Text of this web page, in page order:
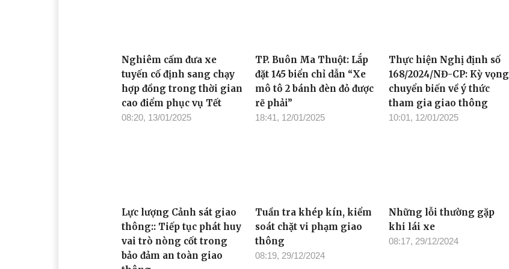
Nghiêm cấm đưa xe
tuyến cố định sang chạy
hợp đồng trong thời gian
cao điểm phục vụ Tết
08:20, 13/01/2025
TP. Buôn Ma Thuột: Lắp
đặt 145 biển chỉ dẫn “Xe
mô tô 2 bánh đèn đỏ được
rẽ phải”
18:41, 12/01/2025
Thực hiện Nghị định số
168/2024/NĐ-CP: Kỳ vọng
chuyển biến về ý thức
tham gia giao thông
10:01, 12/01/2025
Lực lượng Cảnh sát giao
thông:: Tiếp tục phát huy
vai trò nòng cốt trong
bảo đảm an toàn giao
Tuần tra khép kín, kiểm
soát chặt vi phạm giao
thông
08:19, 29/12/2024
Những lỗi thường gặp
khi lái xe
08:17, 29/12/2024